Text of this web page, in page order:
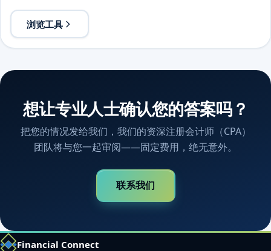
浏览工具
想让专业人士确认您的答案吗？
把您的情况发给我们，我们的资深注册会计师（CPA）
团队将与您一起审阅——固定费用，绝无意外。
联系我们
Financial Connect